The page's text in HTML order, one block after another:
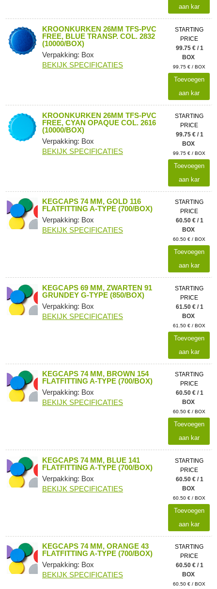
aan kar
KROONKURKEN 26MM TFS-PVC
FREE, BLUE TRANSP. COL. 2832
(10000/BOX)
Verpakking: Box
BEKIJK SPECIFICATIES
STARTING
PRICE
99.75 € / 1
BOX
99.75 € / BOX
Toevoegen
aan kar
KROONKURKEN 26MM TFS-PVC
FREE, CYAN OPAQUE COL. 2616
(10000/BOX)
Verpakking: Box
BEKIJK SPECIFICATIES
STARTING
PRICE
99.75 € / 1
BOX
99.75 € / BOX
Toevoegen
aan kar
KEGCAPS 74 MM, GOLD 116
FLATFITTING A-TYPE (700/BOX)
Verpakking: Box
BEKIJK SPECIFICATIES
STARTING
PRICE
60.50 € / 1
BOX
60.50 € / BOX
Toevoegen
aan kar
KEGCAPS 69 MM, ZWARTEN 91
GRUNDEY G-TYPE (850/BOX)
Verpakking: Box
BEKIJK SPECIFICATIES
STARTING
PRICE
61.50 € / 1
BOX
61.50 € / BOX
Toevoegen
aan kar
KEGCAPS 74 MM, BROWN 154
FLATFITTING A-TYPE (700/BOX)
Verpakking: Box
BEKIJK SPECIFICATIES
STARTING
PRICE
60.50 € / 1
BOX
60.50 € / BOX
Toevoegen
aan kar
KEGCAPS 74 MM, BLUE 141
FLATFITTING A-TYPE (700/BOX)
Verpakking: Box
BEKIJK SPECIFICATIES
STARTING
PRICE
60.50 € / 1
BOX
60.50 € / BOX
Toevoegen
aan kar
KEGCAPS 74 MM, ORANGE 43
FLATFITTING A-TYPE (700/BOX)
Verpakking: Box
BEKIJK SPECIFICATIES
STARTING
PRICE
60.50 € / 1
BOX
60.50 € / BOX